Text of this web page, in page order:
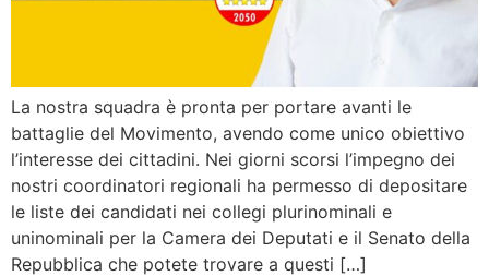
La nostra squadra è pronta per portare avanti le
battaglie del Movimento, avendo come unico obiettivo
l’interesse dei cittadini. Nei giorni scorsi l’impegno dei
nostri coordinatori regionali ha permesso di depositare
le liste dei candidati nei collegi plurinominali e
uninominali per la Camera dei Deputati e il Senato della
Repubblica che potete trovare a questi […]